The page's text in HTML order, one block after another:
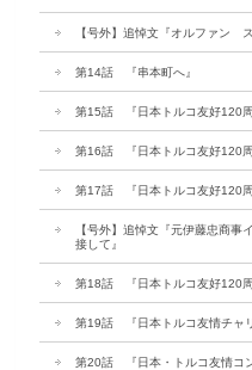
【号外】追悼文『オルファン
第14話 『串本町へ』
第15話 『日本トルコ友好120
第16話 『日本トルコ友好120
第17話 『日本トルコ友好120
【号外】追悼文『元伊藤忠商
接して』
第18話 『日本トルコ友好120周
第19話 『日本トルコ友情チャ
第20話 『日本・トルコ友情コ